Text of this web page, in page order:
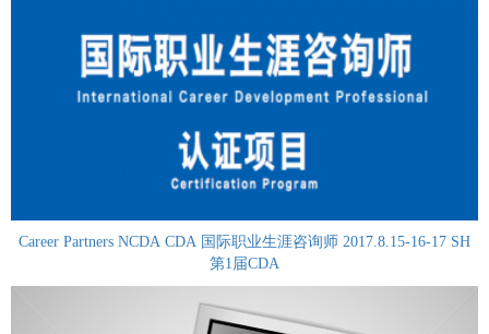
Career Partners NCDA CDA 国际职业生涯咨询师 2017.8.15-16-17 SH
第1届CDA